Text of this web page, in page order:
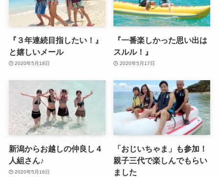
『３年連続目指したい！』
と嬉しいメール
2020年5月18日
『一番楽しかった思い出は
スルル！』
2020年5月17日
新潟からお越しの仲良し４
人組さん♪
2020年5月16日
「おじいちゃま」も参加！
親子三代で楽しんでもらい
ました